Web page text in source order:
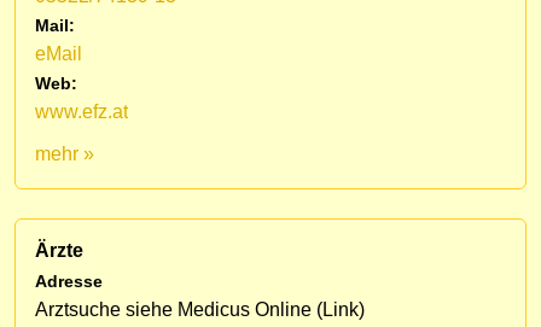
Mail:
eMail
Web:
www.efz.at
mehr »
Ärzte
Adresse
Arztsuche siehe Medicus Online (Link)